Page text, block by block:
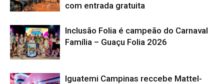
com entrada gratuita
Inclusão Folia é campeão do Carnaval
Família – Guaçu Folia 2026
Iguatemi Campinas reccebe Mattel-